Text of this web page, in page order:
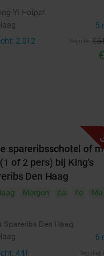
Yi Hotpot
5
2.012
spareribsschotel of
of 2 pers) bij King's
Den Haag
Morgen Za Zo Ma
Spareribs Den Haag
6
441